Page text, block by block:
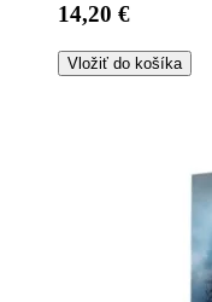
14,20 €
Vložiť do košíka